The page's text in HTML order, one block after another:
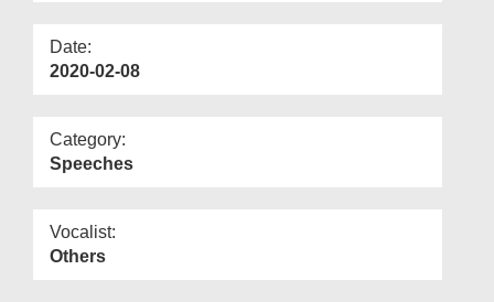
Date:
2020-02-08
Category:
Speeches
Vocalist:
Others